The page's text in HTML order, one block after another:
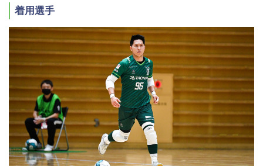
着用選手